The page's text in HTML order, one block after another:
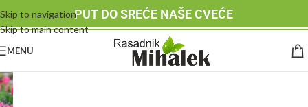
Skip to navigation
Skip to main content
PUT DO SREĆE NAŠE CVEĆE
MENU
RASADNIK
MIHALEK